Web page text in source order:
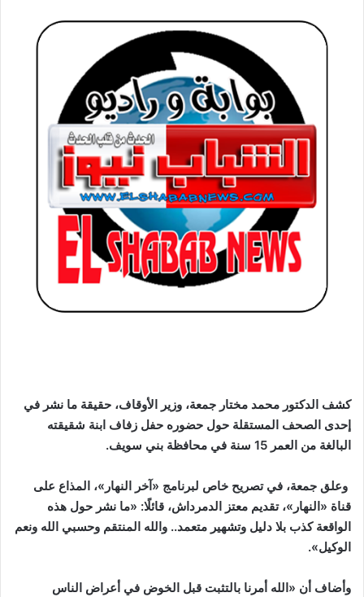
كشف الدكتور محمد مختار جمعة، وزير الأوقاف، حقيقة ما نشر في
إحدى الصحف المستقلة حول حضوره حفل زفاف ابنة شقيقته
البالغة من العمر 15 سنة في محافظة بني سويف.
وعلق جمعة، في تصريح خاص لبرنامج «آخر النهار»، المذاع على
قناة «النهار»، تقديم معتز الدمرداش، قائلًا: «ما نشر حول هذه
الواقعة كذب بلا دليل وتشهير متعمد.. والله المنتقم وحسبي الله ونعم
الوكيل».
وأضاف أن «الله أمرنا بالتثبت قبل الخوض في أعراض الناس